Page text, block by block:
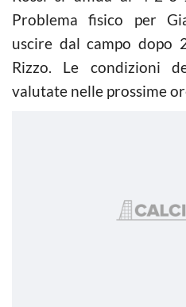
Problema fisico per
uscire dal campo dopo
Rizzo. Le condizioni
valutate nelle prossime